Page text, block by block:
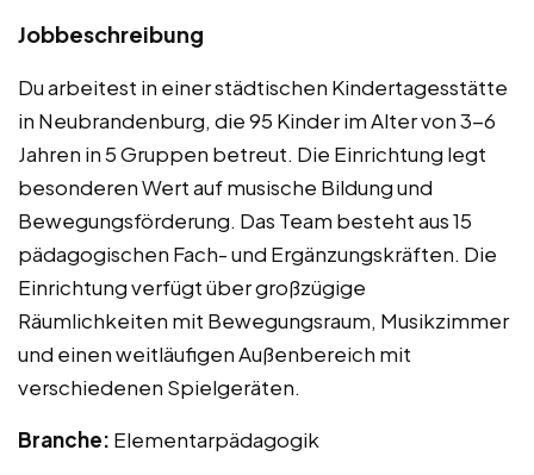
Jobbeschreibung
Du arbeitest in einer städtischen Kindertagesstätte
in Neubrandenburg, die 95 Kinder im Alter von 3-6
Jahren in 5 Gruppen betreut. Die Einrichtung legt
besonderen Wert auf musische Bildung und
Bewegungsförderung. Das Team besteht aus 15
pädagogischen Fach- und Ergänzungskräften. Die
Einrichtung verfügt über großzügige
Räumlichkeiten mit Bewegungsraum, Musikzimmer
und einen weitläufigen Außenbereich mit
verschiedenen Spielgeräten.
Branche: Elementarpädagogik